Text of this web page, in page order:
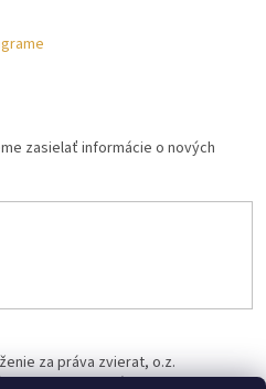
zasielať informácie o nových
za práva zvierat, o.z.
program Informácie o cookies